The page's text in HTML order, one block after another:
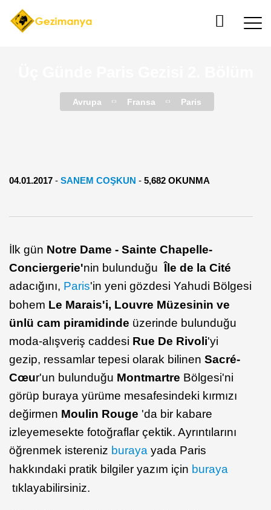
Avrupa Fransa Paris
04.01.2017 - SANEM COŞKUN - 5,682 OKUNMA
İlk gün Notre Dame - Sainte Chapelle-
Conciergerie'nin bulunduğu Île de la Cité
adacığını, Paris'in yeni gözdesi Yahudi Bölgesi
bohem Le Marais'i, Louvre Müzesinin ve
ünlü cam piramidinde üzerinde bulunduğu
moda-alışveriş caddesi Rue De Rivoli'yi
gezip, ressamlar tepesi olarak bilinen Sacré-
Cœur'un bulunduğu Montmartre Bölgesi'ni
görüp buraya yürüme mesafesindeki kırmızı
değirmen Moulin Rouge 'da bir kabare
izleyemesekte fotoğraflar çektik. Ayrıntılarını
öğrenmek istereniz buraya yada Paris
hakkındaki pratik bilgiler yazım için buraya
tıklayabilirsiniz.